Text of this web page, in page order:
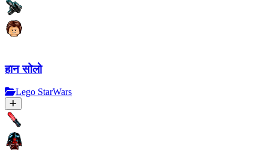
हान सोलो
Lego StarWars